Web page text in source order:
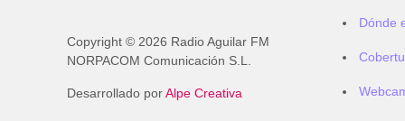
Copyright © 2026 Radio Aguilar FM
NORPACOM Comunicación S.L.
Desarrollado porAlpe Creativa
Dónde